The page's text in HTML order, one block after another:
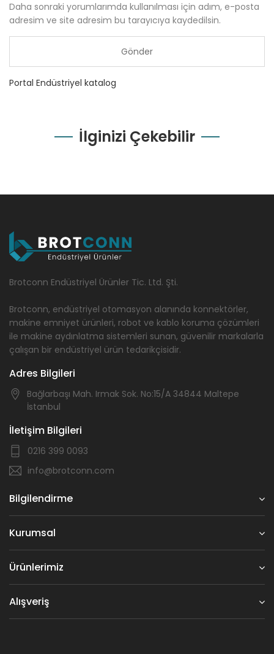
Daha sonraki yorumlarımda kullanılması için adım, e-posta
adresim ve site adresim bu tarayıcıya kaydedilsin.
Portal Endüstriyel katalog
İlginizi Çekebilir
Brotconn Endüstriyel Ürünler Tic. Ltd. Şti.
Brotconn, endüstriyel otomasyon alanında konnektörler,
makine emniyet ürünleri, robot ve kablo koruma çözümleri
ile makine aydınlatma sistemleri sunan, güvenilir markalarla
çalışan bir endüstriyel ürün tedarikçisidir.
Adres Bilgileri
Bağlarbaşı Mah. Irmak Sok. No:15/A 34844 Maltepe
İstanbul
İletişim Bilgileri
0216 399 0093
info@brotconn.com
Bilgilendirme
Kurumsal
Ürünlerimiz
Alışveriş